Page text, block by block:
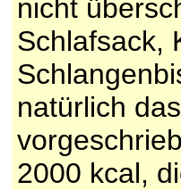
nicht
Schlafsack,
natürlich
2000 kcal,